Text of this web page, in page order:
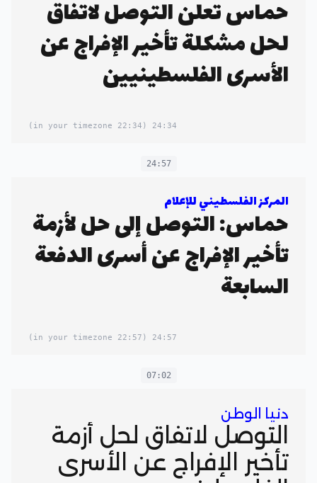
حماس تعلن التوصل لاتفاق
لحل مشكلة تأخير الإفراج عن
الأسرى الفلسطينيين
24:34
(22:34 in your timezone)
24:57
المركز الفلسطيني للإعلام
حماس: التوصل إلى حل لأزمة
تأخير الإفراج عن أسرى الدفعة
السابعة
24:57
(22:57 in your timezone)
07:02
دنيا الوطن
التوصل لاتفاق لحل أزمة
تأخير الإفراج عن الأسرى